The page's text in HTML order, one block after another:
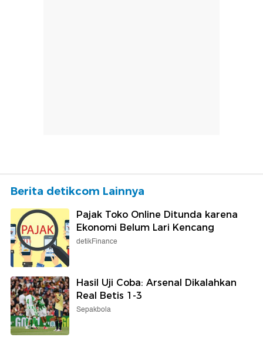
Berita detikcom Lainnya
Pajak Toko Online Ditunda karena
Ekonomi Belum Lari Kencang
detikFinance
Hasil Uji Coba: Arsenal Dikalahkan
Real Betis 1-3
Sepakbola